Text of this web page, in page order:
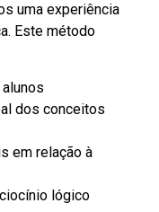
uma experiência
Este método
dos conceitos
em relação à
lógico